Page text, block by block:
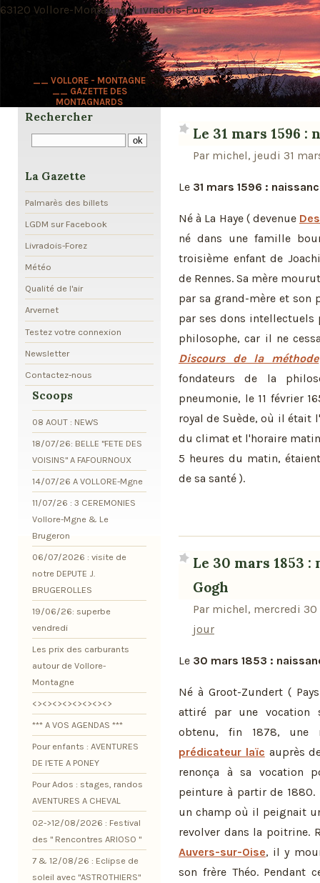
__ VOLLORE - MONTAGNE
__ GAZETTE DES
MONTAGNARDS
63120 Vollore-Montagne · Livradois-Forez
Le 31 mars 1596 :
Par michel, jeudi 31
Le 31 mars 1596 :
Né à La Haye ( devenue
né dans une famille
troisième enfant de
de Rennes. Sa mère
par sa grand-mère et son
par ses dons intellectuels
philosophe, car il ne
Discours de la méthode
fondateurs de la
pneumonie, le 11 février
royal de Suède, où il était
du climat et l'horaire
5 heures du matin,
de sa santé ).
Le 30 mars 1853
Gogh
Par michel, mercredi
jour
Le 30 mars 1853 :
Né à Groot-Zundert (
attiré par une vocation
obtenu, fin 1878, une
prédicateur laïc auprès
renonça à sa vocation
peinture à partir de
un champ où il peignait
revolver dans la poitrine.
Auvers-sur-Oise, il y
son frère Théo. Pendant
Rechercher
La Gazette
Palmarès des billets
LGDM sur Facebook
Livradois-Forez
Météo
Qualité de l'air
Arvernet
Testez votre connexion
Newsletter
Contactez-nous
Scoops
08 AOUT : NEWS
18/07/26: BELLE "FETE DES
VOISINS" A FAFOURNOUX
14/07/26 A VOLLORE-Mgne
11/07/26 : 3 CEREMONIES
Vollore-Mgne & Le
Brugeron
06/07/2026 : visite de
notre DEPUTE J.
BRUGEROLLES
19/06/26: superbe
vendredi
Les prix des carburants
autour de Vollore-
Montagne
<><><><><><><><>
*** A VOS AGENDAS ***
Pour enfants : AVENTURES
DE l'ETE A PONEY
Pour Ados : stages, randos
AVENTURES A CHEVAL
02->12/08/2026 : Festival
des " Rencontres ARIOSO "
7 & 12/08/26 : Eclipse de
soleil avec "ASTROTHIERS"